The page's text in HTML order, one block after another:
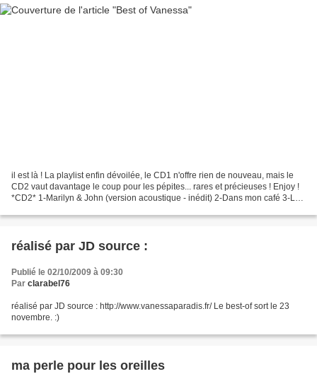
il est là ! La playlist enfin dévoilée, le CD1 n'offre rien de nouveau, mais le
CD2 vaut davantage le coup pour les pépites... rares et précieuses ! Enjoy !
*CD2* 1-Marilyn & John (version acoustique - inédit) 2-Dans mon café 3-La
réalisé par JD source :
Publié le 02/10/2009 à 09:30
Par clarabel76
réalisé par JD source : http://www.vanessaparadis.fr/ Le best-of sort le 23
novembre. :)
ma perle pour les oreilles